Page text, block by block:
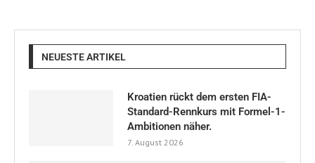
NEUESTE ARTIKEL
Kroatien rückt dem ersten FIA-
Standard-Rennkurs mit Formel-1-
Ambitionen näher.
7. August 2026